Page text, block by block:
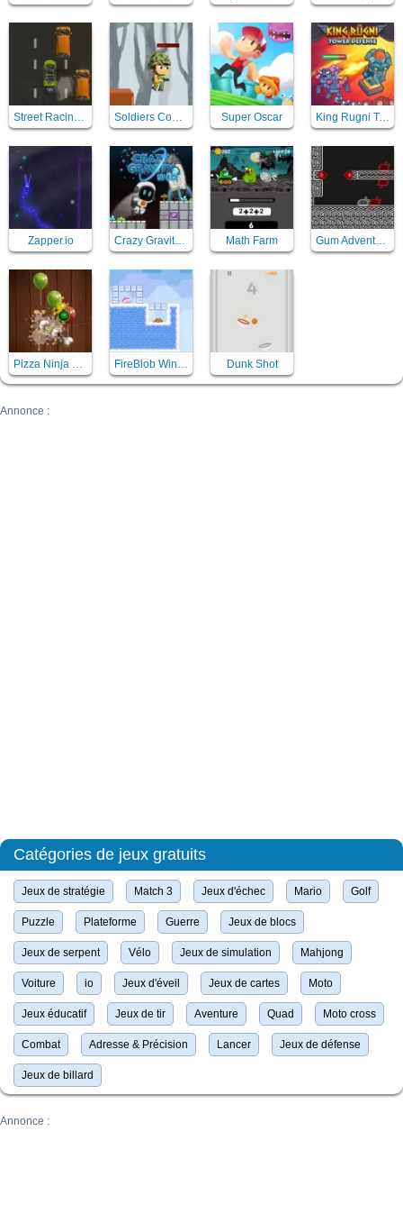
Street Racing Mania Soldiers Combat Super Oscar King Rugni Tower Defense
Zapper.io Crazy Gravity Space Math Farm Gum Adventures
Pizza Ninja Mania FireBlob Winter Dunk Shot
Catégories de jeux gratuits
Jeux de stratégie Match 3 Jeux d'échec Mario Golf
Puzzle Plateforme Guerre Jeux de blocs
Jeux de serpent Vélo Jeux de simulation Mahjong
Voiture io Jeux d'éveil Jeux de cartes Moto
Jeux éducatif Jeux de tir Aventure Quad Moto cross
Combat Adresse & Précision Lancer Jeux de défense
Jeux de billard